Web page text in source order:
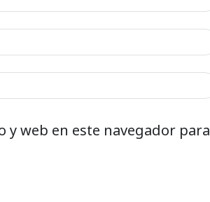
web en este navegador para